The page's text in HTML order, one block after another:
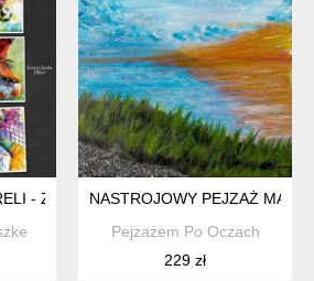
- ZESTAW 9 GRAFIK 15X21 CM
NASTROJOWY PEJZAŻ
Pejzażem Po Oczach
229 zł